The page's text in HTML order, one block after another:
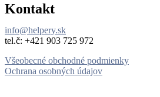
Kontakt
info@helpery.sk
tel.č: ‪+421 903 725 972
Všeobecné obchodné podmienky
Ochrana osobných údajov